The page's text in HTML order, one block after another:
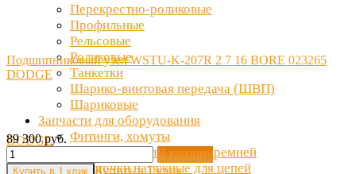
Перекрестно-роликовые
Профильные
Рельсовые
Роликовые
Танкетки
Шарико-винтовая передача (ШВП)
Шариковые
Запчасти для оборудования
Фитинги, хомуты
Натяжители для цепей и ремней
Звездочки натяжные для цепей
Подшипниковый узел WSTU-K-207R 2 7 16 BORE 023265
DODGE
89 300 руб.
В корзину
Купить в 1 клик